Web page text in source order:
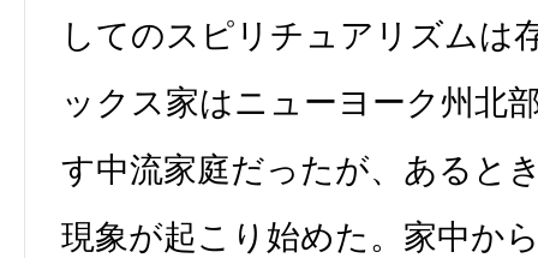
してのスピリチュアリズムは
ックス家はニューヨーク州北
す中流家庭だったが、あると
現象が起こり始めた。家中か